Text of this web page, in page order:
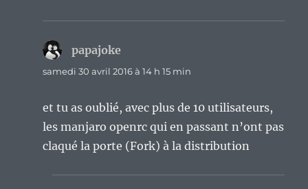
papajoke
samedi 30 avril 2016 à 14 h 15 min
et tu as oublié, avec plus de 10 utilisateurs,
les manjaro openrc qui en passant n’ont pas
claqué la porte (Fork) à la distribution